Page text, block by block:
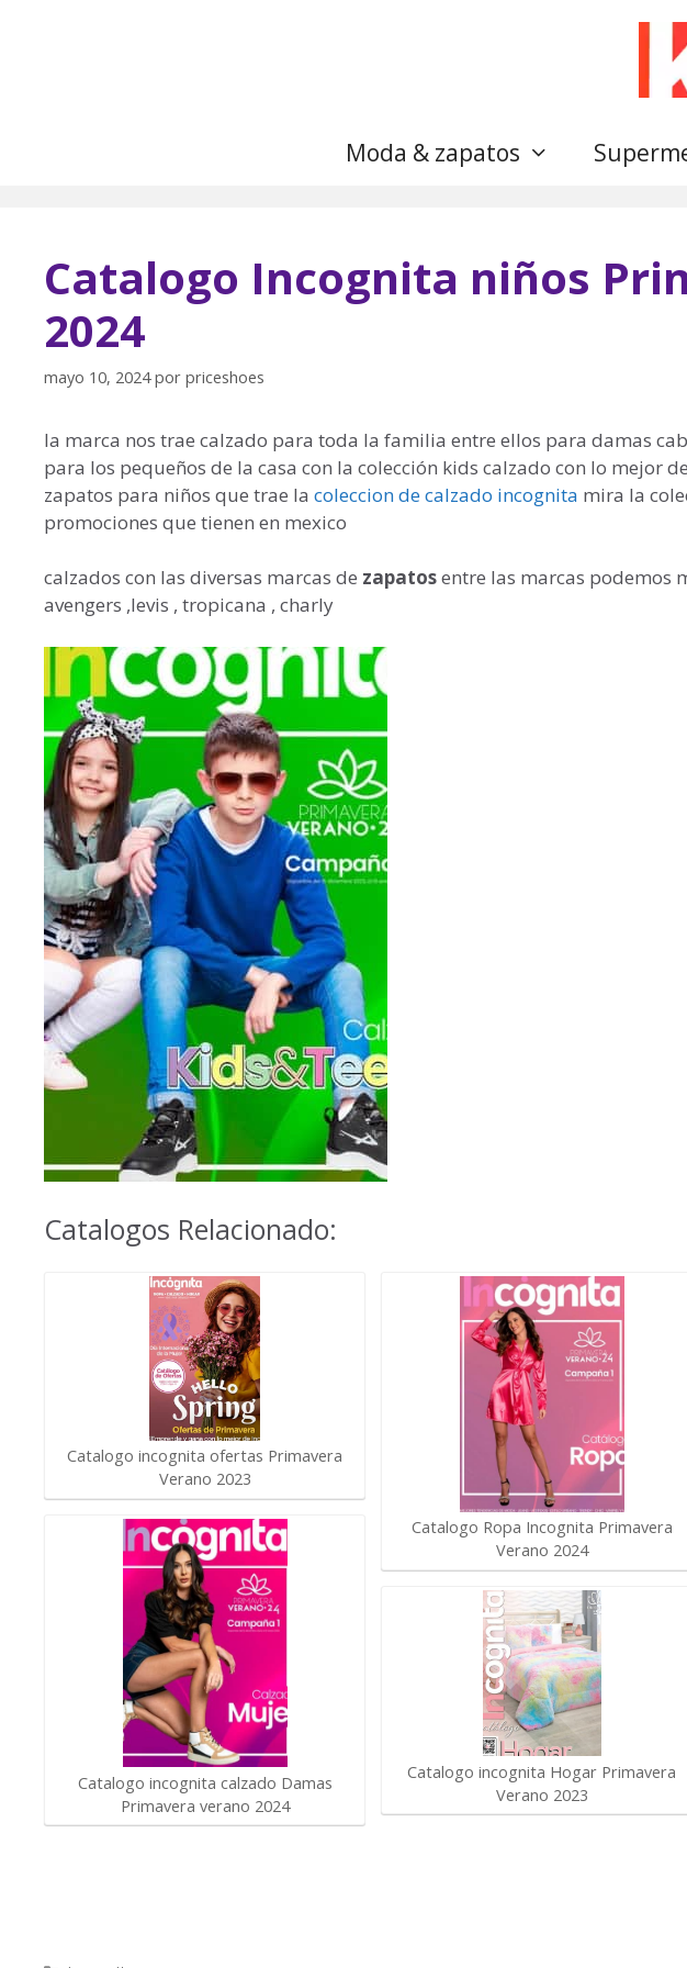
Moda & zapatos
Catalogo Incognita niños
2024
mayo 10, 2024 por priceshoes
la marca nos trae calzado para toda la familia entre ellos para damas
para los pequeños de la casa con la colección kids calzado con lo mejor
zapatos para niños que trae la coleccion de calzado incognita mira la
promociones que tienen en mexico
calzados con las diversas marcas de zapatosentre las marcas podemos
avengers ,levis , tropicana , charly
Catalogos Relacionado:
Catalogo incognita ofertas Primavera
Verano 2023
Catalogo incognita calzado Damas
Primavera verano 2024
Catalogo Ropa Incognita Primavera
Verano 2024
Catalogo incognita Hogar Primavera
Verano 2023